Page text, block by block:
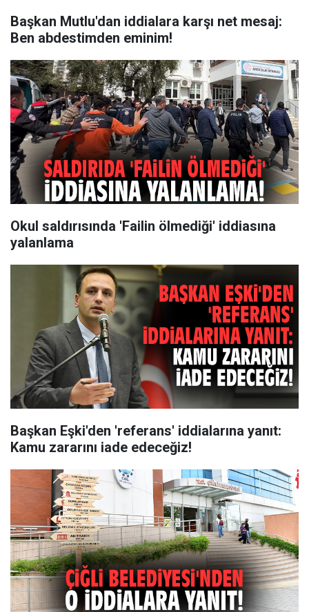
Başkan Mutlu'dan iddialara karşı net mesaj:
Ben abdestimden eminim!
Okul saldırısında 'Failin ölmediği' iddiasına
yalanlama
Başkan Eşki'den 'referans' iddialarına yanıt:
Kamu zararını iade edeceğiz!